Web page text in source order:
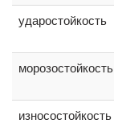
ударостойкость
морозостойкость
износостойкость